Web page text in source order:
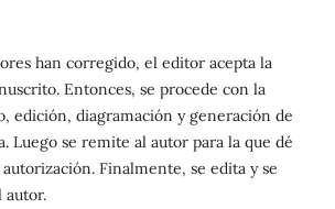
han corregido, el editor acepta la
Entonces, se procede con la
edición, diagramación y generación de
Luego se remite al autor para la que dé
Finalmente, se edita y se
autor.